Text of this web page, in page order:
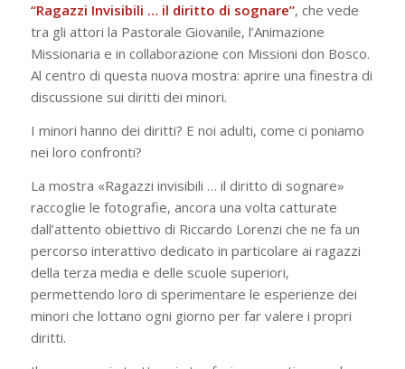
“Ragazzi Invisibili … il diritto di sognare”, che vede
tra gli attori la Pastorale Giovanile, l’Animazione
Missionaria e in collaborazione con Missioni don Bosco.
Al centro di questa nuova mostra: aprire una finestra di
discussione sui diritti dei minori.
I minori hanno dei diritti? E noi adulti, come ci poniamo
nei loro confronti?
La mostra «Ragazzi invisibili … il diritto di sognare»
raccoglie le fotografie, ancora una volta catturate
dall’attento obiettivo di Riccardo Lorenzi che ne fa un
percorso interattivo dedicato in particolare ai ragazzi
della terza media e delle scuole superiori,
permettendo loro di sperimentare le esperienze dei
minori che lottano ogni giorno per far valere i propri
diritti.